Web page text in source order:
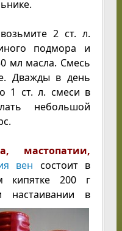
возьмите 2 ст. л.
подмора и
мл масла. Смесь
Дважды в день
1 ст. л. смеси в
небольшой
мастопатии,
вен состоит в
кипятке 200 г
настаивании в